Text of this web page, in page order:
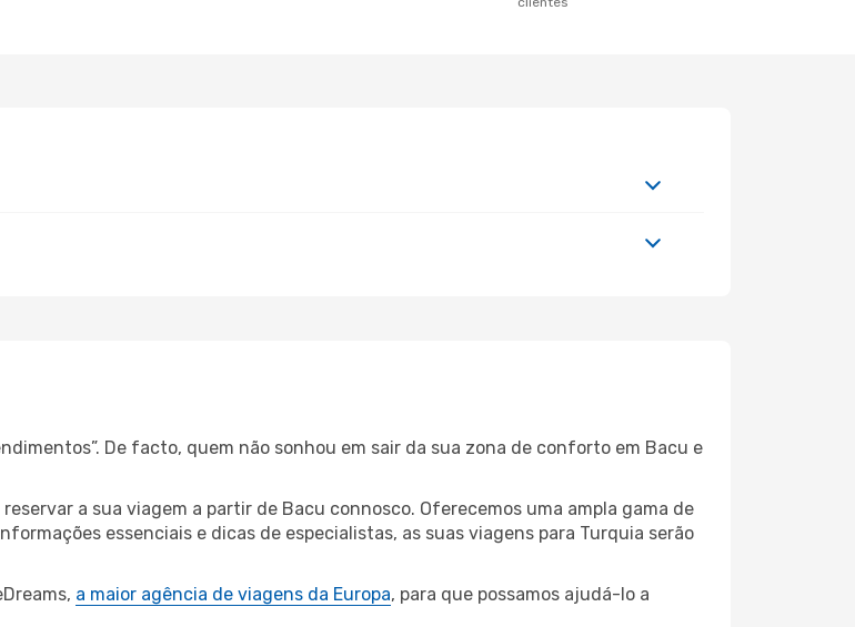
De facto, quem não sonhou em sair da sua zona de conforto em Bacu e
a sua viagem a partir de Bacu connosco. Oferecemos uma ampla gama de
essenciais e dicas de especialistas, as suas viagens para Turquia serão
a maior agência de viagens da Europa, para que possamos ajudá-lo a